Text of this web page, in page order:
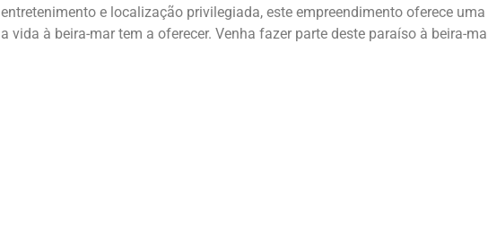
entretenimento e localização privilegiada, este empreendimento oferece
a vida à beira-mar tem a oferecer. Venha fazer parte deste paraíso à beira-